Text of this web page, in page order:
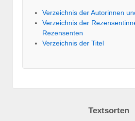
Verzeichnis der Autorinnen
Verzeichnis der
Rezensenten
Verzeichnis der Titel
Textsorten